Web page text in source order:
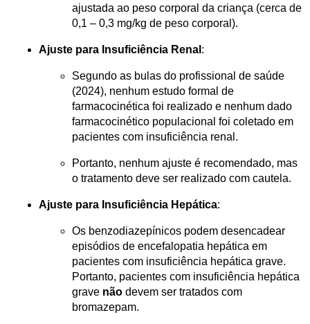
ajustada ao peso corporal da criança (cerca de
0,1 – 0,3 mg/kg de peso corporal).
Ajuste para Insuficiência Renal :
Segundo as bulas do profissional de saúde
(2024), nenhum estudo formal de
farmacocinética foi realizado e nenhum dado
farmacocinético populacional foi coletado em
pacientes com insuficiência renal.
Portanto, nenhum ajuste é recomendado, mas
o tratamento deve ser realizado com cautela.
Ajuste para Insuficiência Hepática:
Os benzodiazepínicos podem desencadear
episódios de encefalopatia hepática em
pacientes com insuficiência hepática grave.
Portanto, pacientes com insuficiência hepática
grave não devem ser tratados com
bromazepam.